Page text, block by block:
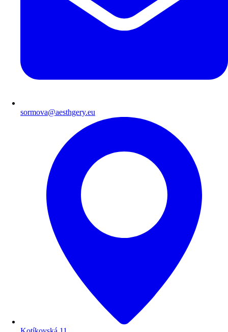
sormova@aesthgery.eu